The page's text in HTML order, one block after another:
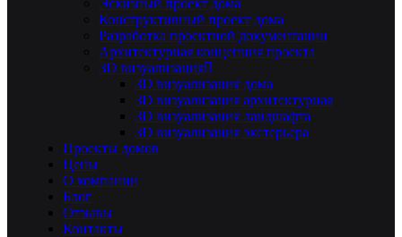
Эскизный проект дома
Конструктивный проект дома
Разработка проектной документации
Архитектурная концепция проекта
3D визуализация
3D визуализация дома
3D визуализация архитектурная
3D визуализация ландшафта
3D визуализация экстерьера
Проекты домов
Цены
О компании
Блог
Отзывы
Контакты